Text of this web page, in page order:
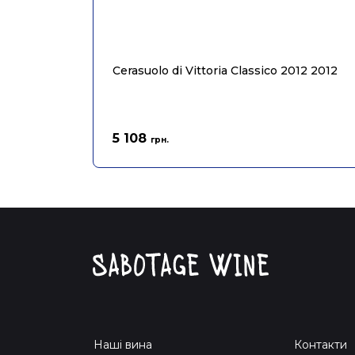
Cerasuolo di Vittoria Classico 2012 2012
5 108 грн.
Наші вина Контакти